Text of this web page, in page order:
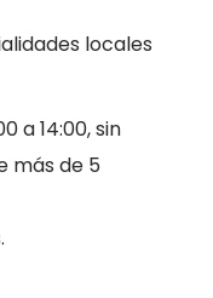
locales
a 14:00, sin
más de 5